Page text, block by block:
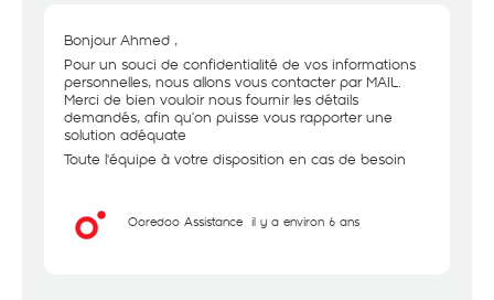
Bonjour Ahmed ,
Pour un souci de confidentialité de vos informations
personnelles, nous allons vous contacter par MAIL.
Merci de bien vouloir nous fournir les détails
demandés, afin qu’on puisse vous rapporter une
solution adéquate
Toute l'équipe à votre disposition en cas de besoin
Ooredoo Assistance il y a environ 6 ans